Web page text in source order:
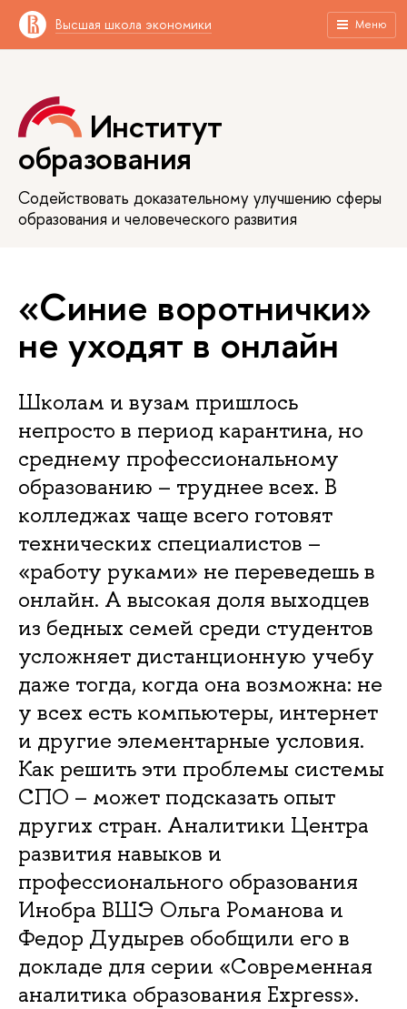
Высшая школа экономики Меню
Институт
образования
Содействовать доказательному улучшению сферы
образования и человеческого развития
«Синие воротнички»
не уходят в онлайн
Школам и вузам пришлось
непросто в период карантина, но
среднему профессиональному
образованию – труднее всех. В
колледжах чаще всего готовят
технических специалистов –
«работу руками» не переведешь в
онлайн. А высокая доля выходцев
из бедных семей среди студентов
усложняет дистанционную учебу
даже тогда, когда она возможна: не
у всех есть компьютеры, интернет
и другие элементарные условия.
Как решить эти проблемы системы
СПО – может подсказать опыт
других стран. Аналитики Центра
развития навыков и
профессионального образования
Инобра ВШЭ Ольга Романова и
Федор Дудырев обобщили его в
докладе для серии «Современная
аналитика образования Express».